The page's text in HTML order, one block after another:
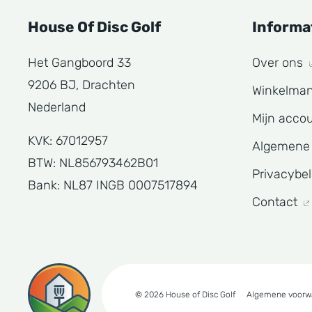
House Of Disc Golf
Het Gangboord 33
9206 BJ, Drachten
Nederland
KVK: 67012957
BTW: NL856793462B01
Bank: NL87 INGB 0007517894
Over ons
Mijn
Contact
© 2026 House of Disc Golf Algemene